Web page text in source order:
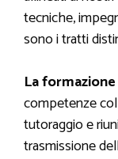
tecniche,
sono i tratti
La
competenze
tutoraggio e
trasmissione